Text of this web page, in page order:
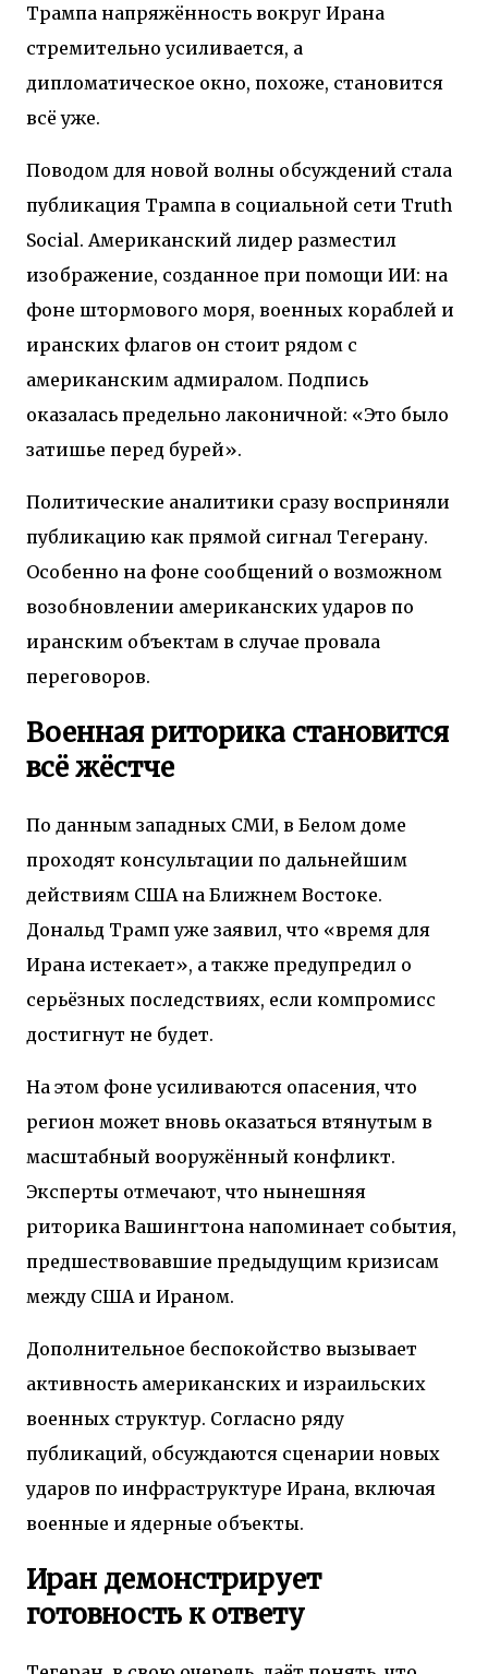
Трампа напряжённость вокруг Ирана
стремительно усиливается, а
дипломатическое окно, похоже, становится
всё уже.
Поводом для новой волны обсуждений стала
публикация Трампа в социальной сети Truth
Social. Американский лидер разместил
изображение, созданное при помощи ИИ: на
фоне штормового моря, военных кораблей и
иранских флагов он стоит рядом с
американским адмиралом. Подпись
оказалась предельно лаконичной: «Это было
затишье перед бурей».
Политические аналитики сразу восприняли
публикацию как прямой сигнал Тегерану.
Особенно на фоне сообщений о возможном
возобновлении американских ударов по
иранским объектам в случае провала
переговоров.
Военная риторика становится
всё жёстче
По данным западных СМИ, в Белом доме
проходят консультации по дальнейшим
действиям США на Ближнем Востоке.
Дональд Трамп уже заявил, что «время для
Ирана истекает», а также предупредил о
серьёзных последствиях, если компромисс
достигнут не будет.
На этом фоне усиливаются опасения, что
регион может вновь оказаться втянутым в
масштабный вооружённый конфликт.
Эксперты отмечают, что нынешняя
риторика Вашингтона напоминает события,
предшествовавшие предыдущим кризисам
между США и Ираном.
Дополнительное беспокойство вызывает
активность американских и израильских
военных структур. Согласно ряду
публикаций, обсуждаются сценарии новых
ударов по инфраструктуре Ирана, включая
военные и ядерные объекты.
Иран демонстрирует
готовность к ответу